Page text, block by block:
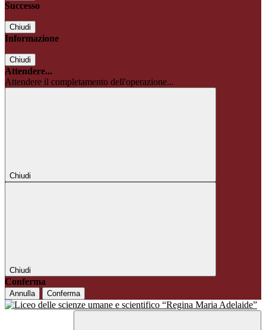
Successo
Chiudi
Informazione
Chiudi
Attendere...
Attendere il completamento dell'operazione...
Chiudi
Chiudi
Conferma
Annulla Conferma